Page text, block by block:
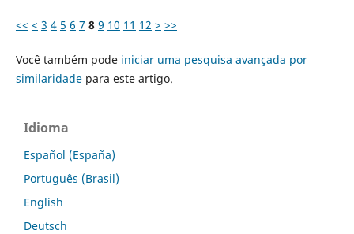
<< < 3 4 5 6 7 8 9 10 11 12 > >>
Você também pode iniciar uma pesquisa avançada por
similaridadepara este artigo.
Idioma
Español (España)
Português (Brasil)
English
Deutsch